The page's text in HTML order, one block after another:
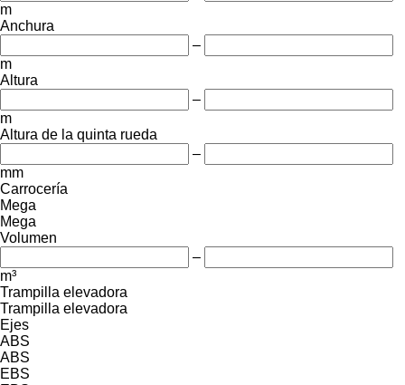
m
Anchura
–
m
Altura
–
m
Altura de la quinta rueda
–
mm
Carrocería
Mega
Mega
Volumen
–
m³
Trampilla elevadora
Trampilla elevadora
Ejes
ABS
ABS
EBS